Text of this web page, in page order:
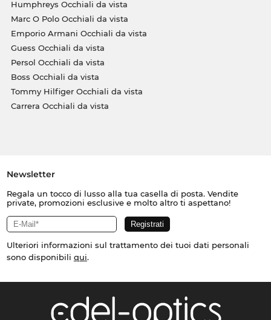
Humphreys Occhiali da vista
Marc O Polo Occhiali da vista
Emporio Armani Occhiali da vista
Guess Occhiali da vista
Persol Occhiali da vista
Boss Occhiali da vista
Tommy Hilfiger Occhiali da vista
Carrera Occhiali da vista
Newsletter
Regala un tocco di lusso alla tua casella di posta. Vendite
private, promozioni esclusive e molto altro ti aspettano!
Ulteriori informazioni sul trattamento dei tuoi dati personali
sono disponibili qui.